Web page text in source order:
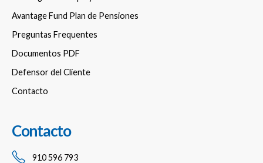
Avantage Fund Plan de Pensiones
Preguntas Frequentes
Documentos PDF
Defensor del Cliente
Contacto
Contacto
910 596 793